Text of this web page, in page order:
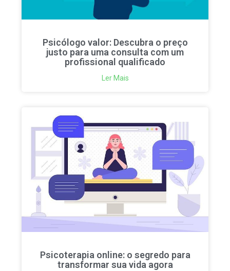
Psicólogo valor: Descubra o preço
justo para uma consulta com um
profissional qualificado
Ler Mais
Psicoterapia online: o segredo para
transformar sua vida agora